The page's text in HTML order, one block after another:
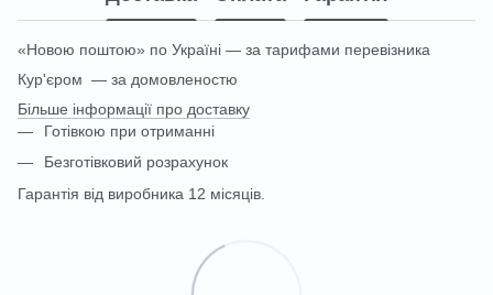
«Новою поштою» по Україні — за тарифами перевізника
Кур'єром — за домовленостю
Більше інформації про доставку
Готівкою при отриманні
Безготівковий розрахунок
Гарантія від виробника 12 місяців.